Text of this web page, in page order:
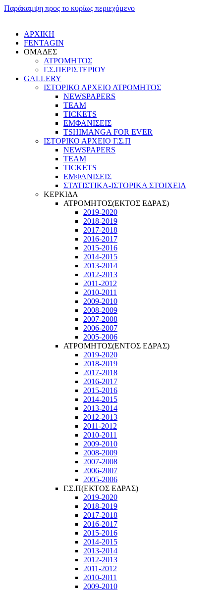
Παράκαμψη προς το κυρίως περιεχόμενο
ΑΡΧΙΚΗ
FENTAGIN
ΟΜΑΔΕΣ
ΑΤΡΟΜΗΤΟΣ
Γ.Σ.ΠEΡΙΣΤΕΡΙΟΥ
GALLERY
ΙΣΤΟΡΙΚΟ ΑΡΧΕΙΟ ΑΤΡΟΜΗΤΟΣ
NEWSPAPERS
TEAM
TICKETS
ΕΜΦΑΝΙΣΕΙΣ
TSHIMANGA FOR EVER
ΙΣΤΟΡΙΚΟ ΑΡΧΕΙΟ Γ.Σ.Π
NEWSPAPERS
TEAM
TICKETS
ΕΜΦΑΝΙΣΕΙΣ
ΣΤΑΤΙΣΤΙΚΑ-ΙΣΤΟΡΙΚΑ ΣΤΟΙΧΕΙΑ
ΚΕΡΚΙΔΑ
ΑΤΡΟΜΗΤΟΣ(ΕΚΤΟΣ ΕΔΡΑΣ)
2019-2020
2018-2019
2017-2018
2016-2017
2015-2016
2014-2015
2013-2014
2012-2013
2011-2012
2010-2011
2009-2010
2008-2009
2007-2008
2006-2007
2005-2006
ΑΤΡΟΜΗΤΟΣ(ΕΝΤΟΣ ΕΔΡΑΣ)
2019-2020
2018-2019
2017-2018
2016-2017
2015-2016
2014-2015
2013-2014
2012-2013
2011-2012
2010-2011
2009-2010
2008-2009
2007-2008
2006-2007
2005-2006
Γ.Σ.Π(ΕΚΤΟΣ ΕΔΡΑΣ)
2019-2020
2018-2019
2017-2018
2016-2017
2015-2016
2014-2015
2013-2014
2012-2013
2011-2012
2010-2011
2009-2010